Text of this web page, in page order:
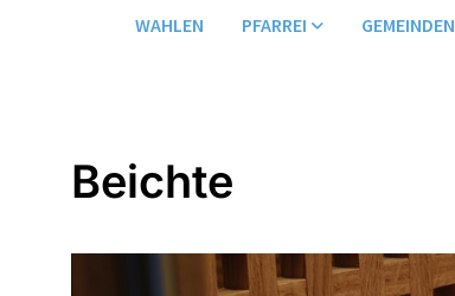
WAHLEN PFARREI GEMEINDEN
Beichte